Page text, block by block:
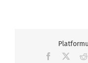
Facebook